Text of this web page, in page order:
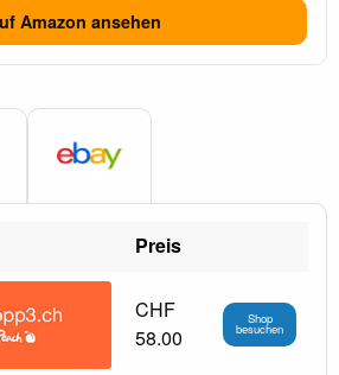
Amazon ansehen
Preis
CHF
58.00
Shop
besuchen